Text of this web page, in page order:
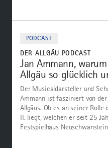
PODCAST
DER ALLGÄU PODCAST
Jan Ammann,
Allgäu so glücklich
Der Musicaldarsteller und
Ammann ist fasziniert von
Allgäus. Ob es an seiner Rolle
II. liegt, welchen er seit 25
Festspielhaus